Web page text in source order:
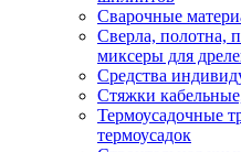
Сварочные
Сверла, полотна,
миксеры для
Средства
Стяжки
Термоусадочные
термоусадок